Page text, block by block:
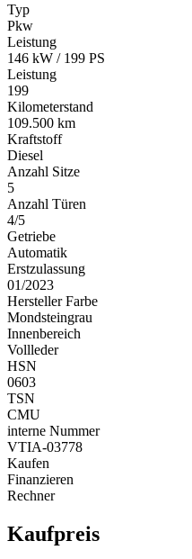
Typ
Pkw
Leistung
146 kW / 199 PS
Leistung
199
Kilometerstand
109.500 km
Kraftstoff
Diesel
Anzahl Sitze
5
Anzahl Türen
4/5
Getriebe
Automatik
Erstzulassung
01/2023
Hersteller Farbe
Mondsteingrau
Innenbereich
Vollleder
HSN
0603
TSN
CMU
interne Nummer
VTIA-03778
Kaufen
Finanzieren
Rechner
Kaufpreis